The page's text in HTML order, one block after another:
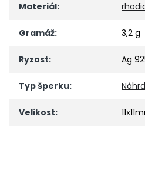
Materiál:
Gramáž: 3,2 g
Ryzost: Ag
Typ šperku:
Velikost: